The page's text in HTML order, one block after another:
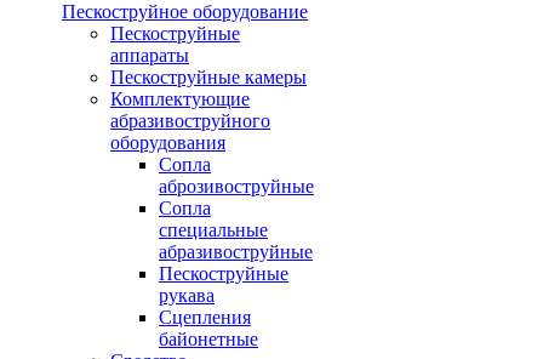
Пескоструйное оборудование
Пескоструйные
аппараты
Пескоструйные камеры
Комплектующие
абразивоструйного
оборудования
Сопла
аброзивоструйные
Сопла
специальные
абразивоструйные
Пескоструйные
рукава
Сцепления
байонетные